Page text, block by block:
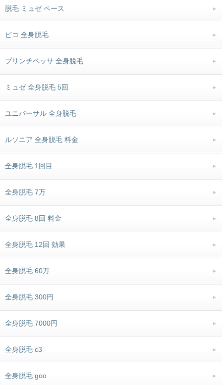
脱毛 ミュゼ ペース
ピコ 全身脱毛
プリンチペッサ 全身脱毛
ミュゼ 全身脱毛 5回
ユニバーサル 全身脱毛
ルソニア 全身脱毛 料金
全身脱毛 1回目
全身脱毛 7万
全身脱毛 8回 料金
全身脱毛 12回 効果
全身脱毛 60万
全身脱毛 300円
全身脱毛 7000円
全身脱毛 c3
全身脱毛 goo